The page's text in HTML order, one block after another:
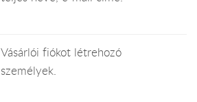
Vásárlói fiókot létrehozó
személyek.